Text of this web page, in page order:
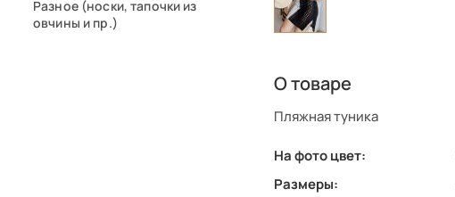
Разное (носки, тапочки из
овчины и пр.)
О товаре
Пляжная туника
На фото цвет:
Размеры: